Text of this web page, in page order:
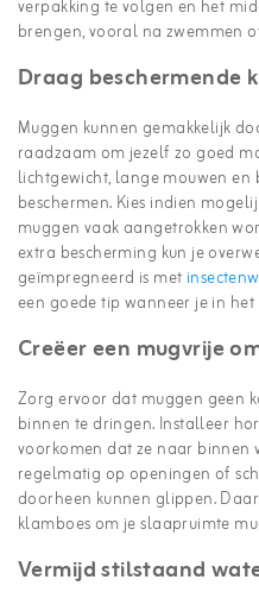
verpakking te volgen en het
brengen, vooral na zwemmen
Draag beschermende
Muggen kunnen gemakkelijk
raadzaam om jezelf zo goed
lichtgewicht, lange mouwen
beschermen. Kies indien
muggen vaak aangetrokken
extra bescherming kun je
geïmpregneerd is met
een goede tip wanneer je in
Creëer een mugvrije
Zorg ervoor dat muggen geen
binnen te dringen. Installeer
voorkomen dat ze naar binnen
regelmatig op openingen of
doorheen kunnen glippen.
klamboes om je slaapruimte
Vermijd stilstaand